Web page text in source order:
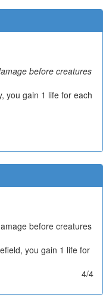
before creatures
you gain 1 life for each
before creatures
you gain 1 life for
4/4